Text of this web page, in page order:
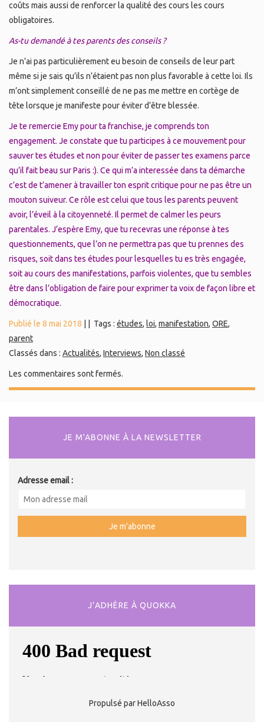
coûts mais aussi de renforcer la qualité des cours les cours
obligatoires.
As-tu demandé à tes parents des conseils ?
Je n’ai pas particulièrement eu besoin de conseils de leur part
même si je sais qu’ils n’étaient pas non plus favorable à cette loi. Ils
m’ont simplement conseillé de ne pas me mettre en cortège de
tête lorsque je manifeste pour éviter d’être blessée.
Je te remercie Emy pour ta franchise, je comprends ton
engagement. Je constate que tu participes à ce mouvement pour
sauver tes études et non pour éviter de passer tes examens parce
qu’il fait beau sur Paris :). Ce qui m’a interessée dans ta démarche
c’est de t’amener à travailler ton esprit critique pour ne pas être un
mouton suiveur. Ce rôle est celui que tous les parents peuvent
avoir, l’éveil à la citoyenneté. Il permet de calmer les peurs
parentales. J’espère Emy, que tu recevras une réponse à tes
questionnements, que l’on ne permettra pas que tu prennes des
risques, soit dans tes études pour lesquelles tu es très engagée,
soit au cours des manifestations, parfois violentes, que tu sembles
être dans l’obligation de faire pour exprimer ta voix de façon libre et
démocratique.
Publié le 8 mai 2018 Tags : études, loi, manifestation, ORE,
parent
Classés dans : Actualités, Interviews, Non classé
Les commentaires sont fermés.
JE M'ABONNE À LA NEWSLETTER
Adresse email :
J’ADHÈRE À QUOKKA
Propulsé par HelloAsso